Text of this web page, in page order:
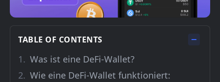
TABLE OF CONTENTS
Was ist eine DeFi-Wallet?
Wie eine DeFi-Wallet funktioniert: